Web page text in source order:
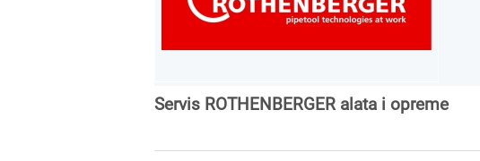
Servis ROTHENBERGER alata i opreme